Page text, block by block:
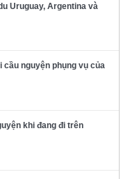
Uruguay, Argentina và
cầu nguyện phụng vụ của
khi đang đi trên